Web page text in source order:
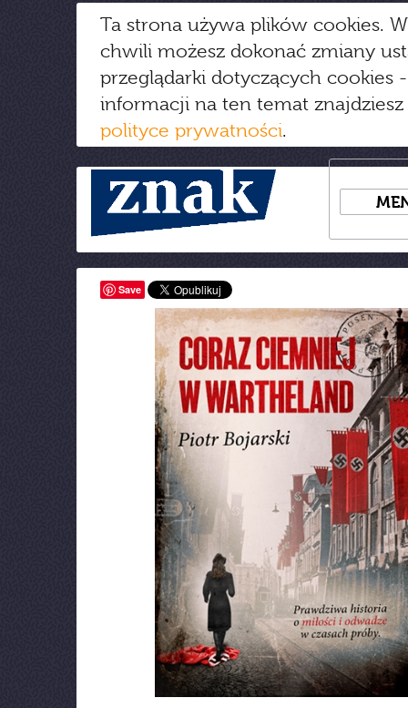
Ta strona używa plików cookies.
chwili możesz dokonać zmiany
przeglądarki dotyczących cookies
informacji na ten temat
polityce prywatności.
Save